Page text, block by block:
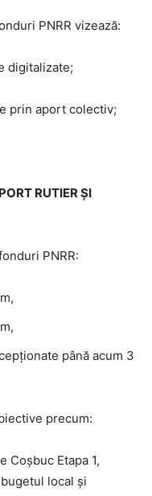
PNRR vizează:
digitalizate;
prin aport colectiv;
RUTIER ȘI
PNRR:
până acum 3
precum:
Coșbuc Etapa 1,
local și